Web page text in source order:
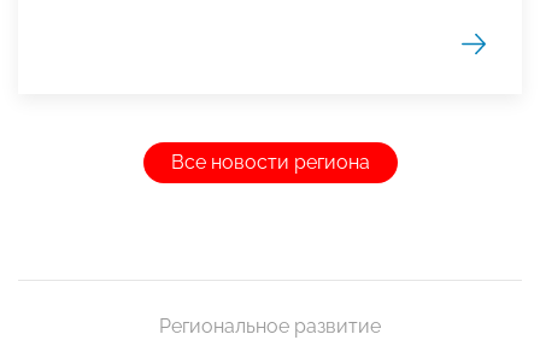
Все новости региона
Региональное развитие